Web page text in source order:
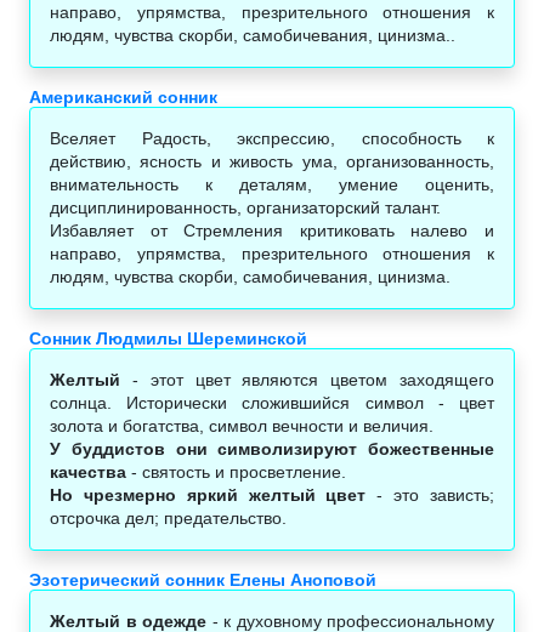
направо, упрямства, презрительного отношения к
людям, чувства скорби, самобичевания, цинизма..
Американский сонник
Вселяет Радость, экспрессию, способность к
действию, ясность и живость ума, организованность,
внимательность к деталям, умение оценить,
дисциплинированность, организаторский талант.
Избавляет от Стремления критиковать налево и
направо, упрямства, презрительного отношения к
людям, чувства скорби, самобичевания, цинизма.
Сонник Людмилы Шереминской
Желтый - этот цвет являются цветом заходящего
солнца. Исторически сложившийся символ - цвет
золота и богатства, символ вечности и величия.
У буддистов они символизируют божественные
качества - святость и просветление.
Но чрезмерно яркий желтый цвет - это зависть;
отсрочка дел; предательство.
Эзотерический сонник Елены Аноповой
Желтый в одежде - к духовному профессиональному